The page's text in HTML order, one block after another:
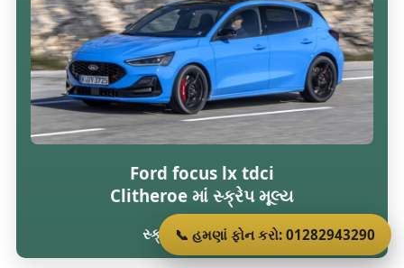
Ford focus lx tdci
Clitheroe માં સ્ક્રેપ મૂલ્ય
સ્ક્રેપ મૂલ્ય £277 છે
📞 હમણાં ફોન કરો: 01282943290